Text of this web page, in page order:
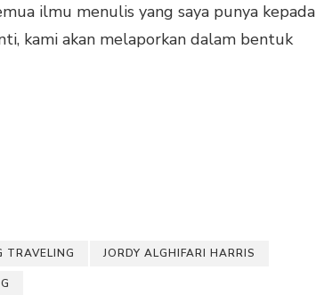
ilmu menulis yang saya punya kepada
kami akan melaporkan dalam bentuk
TRAVELING JORDY ALGHIFARI HARRIS